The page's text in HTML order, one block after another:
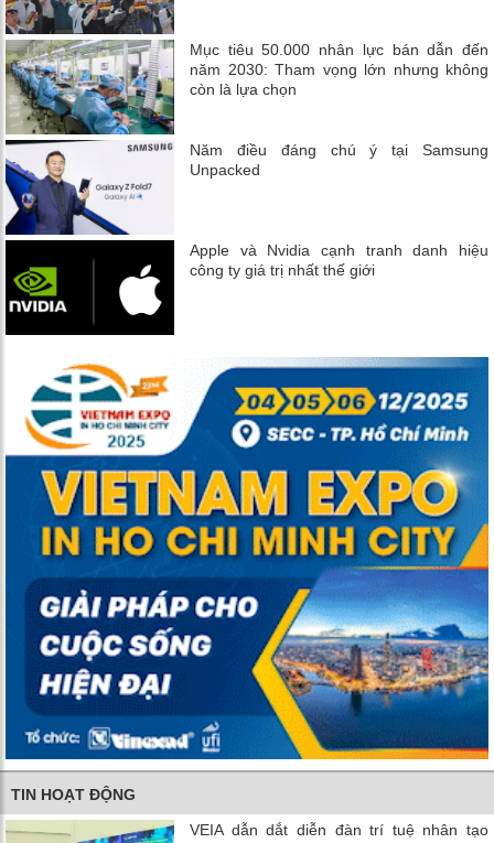
Mục tiêu 50.000 nhân lực bán dẫn đến
năm 2030: Tham vọng lớn nhưng không
còn là lựa chọn
Năm điều đáng chú ý tại Samsung
Unpacked
Apple và Nvidia cạnh tranh danh hiệu
công ty giá trị nhất thế giới
TIN HOẠT ĐỘNG
VEIA dẫn dắt diễn đàn trí tuệ nhân tạo